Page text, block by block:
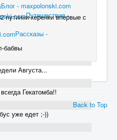
пyтинки-керенки впервые с
бабвы
Августа...
Гекатомба!!
уже едет ;-))
Блог - maxpolonski.com
Путешествия -
Рассказы -
Back to Top